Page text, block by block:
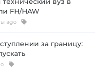
FH/HAW
ago
за границу: